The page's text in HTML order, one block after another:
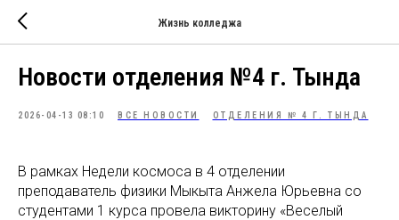
Жизнь колледжа
Новости отделения №4 г. Тында
2026-04-13 08:10 ВСЕ НОВОСТИ ОТДЕЛЕНИЯ № 4 Г. ТЫНДА
В рамках Недели космоса в 4 отделении
преподаватель физики Мыкыта Анжела Юрьевна со
студентами 1 курса провела викторину «Веселый